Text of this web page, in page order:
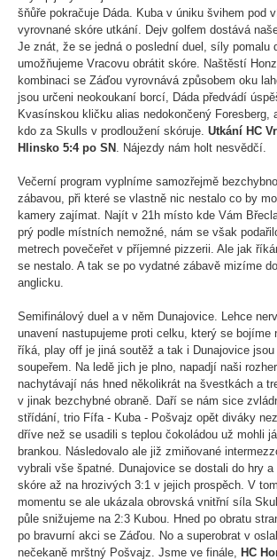
šňůře pokračuje Dáda. Kuba v úniku švihem pod
vyrovnané skóre utkání. Dejv golfem dostává
Je znát, že se jedná o poslední duel, síly pomalu
umožňujeme Vracovu obrátit skóre. Naštěstí
kombinaci se Záďou vyrovnává způsobem oku
jsou určeni neokoukaní borcí, Dáda předvádí
Kvasínskou kličku alias nedokončený Foresberg,
kdo za Skulls v prodloužení skóruje. Utkání HC
Hlinsko 5:4 po SN . Nájezdy nám holt nesvědčí.
Večerní program vyplníme samozřejmě
zábavou, při které se vlastně nic nestalo co by
kamery zajímat. Najít v 21h místo kde Vám
prý podle místních nemožné, nám se však
metrech povečeřet v příjemné pizzerii. Ale jak
se nestalo. A tak se po vydatné zábavě mizíme
anglicku.
Semifinálový duel a v něm Dunajovice. Lehce
unavení nastupujeme proti celku, který se bojíme
říká, play off je jiná soutěž a tak i Dunajovice jsou
soupeřem. Na ledě jich je plno, napadjí naši
nachytávají nás hned několikrát na švestkách a
v jinak bezchybné obraně. Daří se nám sice
střídání, trio Fífa - Kuba - Pošvajz opět diváky
dříve než se usadili s teplou čokoládou už mohli
brankou. Následovalo ale již zmiňované
vybrali vše špatné. Dunajovice se dostali do hry a
skóre až na hrozivých 3:1 v jejich prospěch. V
momentu se ale ukázala obrovská vnitřní síla
půle snižujeme na 2:3 Kubou. Hned po obratu
po bravurní akci se Záďou. No a superobrat v
nečekaně mrštný Pošvajz. Jsme ve finále, HC